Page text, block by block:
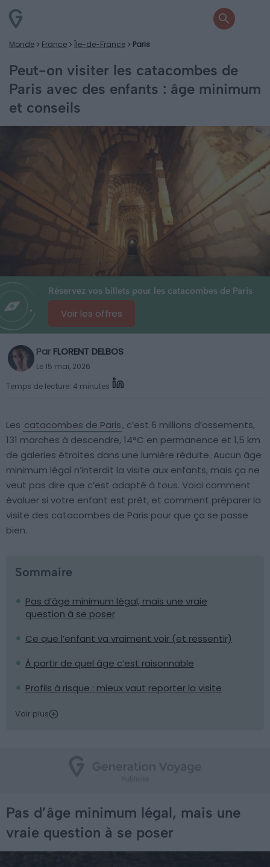
Monde France Île-de-France Paris
Peut-on visiter les catacombes de
Paris avec des enfants : âge minimum
et conseils
Réservez vos billets pour les catacombes de Paris
Voir les offres
Par FLORENT DELBOS
Le 15 mai, 2026
Temps de lecture: 4 minutes
Les catacombes de Paris, c’est 6 millions d’ossements,
131 marches à descendre, 14°C en permanence et 1,5 km
de galeries étroites dans une lumière réduite. Aucun âge
minimum légal n’interdit la visite aux enfants, mais ça ne
veut pas dire que c’est adapté à tous. Voici comment
évaluer si votre enfant est prêt, et comment préparer la
visite des catacombes de Paris pour que ça se passe
bien.
Sommaire
Pas d’âge minimum légal, mais une vraie
question à se poser
Ce que l’enfant va vraiment voir (et ressentir)
À partir de quel âge c’est raisonnable
Profils à risque : mieux vaut reporter la visite
Voir plus
Pas d’âge minimum légal, mais une
vraie question à se poser